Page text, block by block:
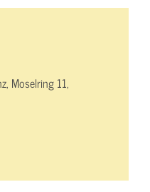
Moselring 11,